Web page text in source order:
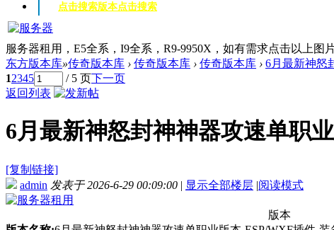
点击搜索版本点击搜索
服务器租用，E5全系，I9全系，R9-9950X，如有需求点击以上图
东方版本库»传奇版本库 › 传奇版本库 › 传奇版本库 › 6月最新神怒
12345 / 5 页下一页
返回列表
6月最新神怒封神神器攻速单职
[复制链接]
admin 发表于 2026-6-29 00:09:00 | 显示全部楼层 |阅读模式
版本